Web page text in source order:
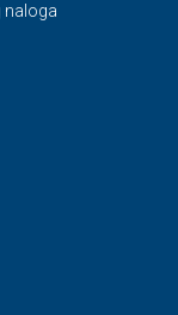
naloga